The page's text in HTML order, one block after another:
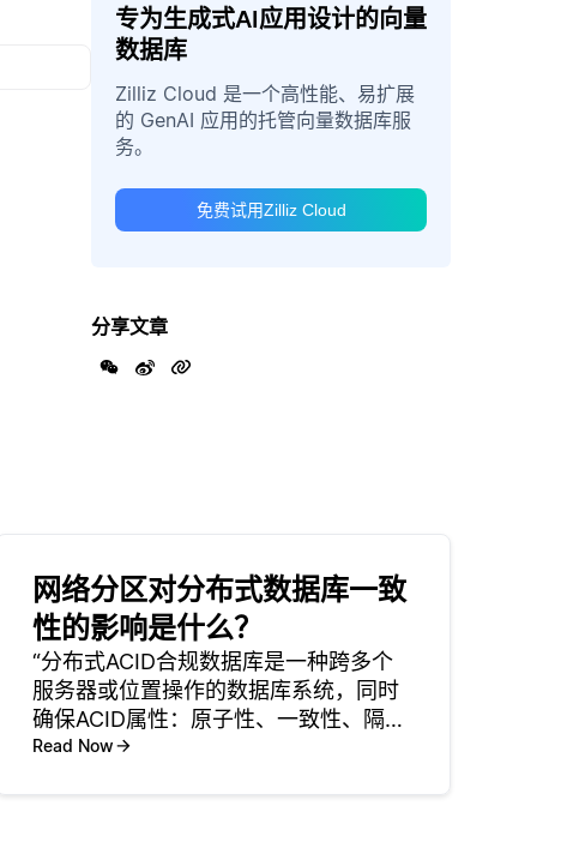
专为生成式AI应用设计的向量
数据库
Zilliz Cloud 是一个高性能、易扩展
的 GenAI 应用的托管向量数据库服
务。
免费试用Zilliz Cloud
分享文章
网络分区对分布式数据库一致
性的影响是什么？
“分布式ACID合规数据库是一种跨多个
服务器或位置操作的数据库系统，同时
确保ACID属性：原子性、一致性、隔离
性和持久性。这些属性对于可靠地管理
Read Now